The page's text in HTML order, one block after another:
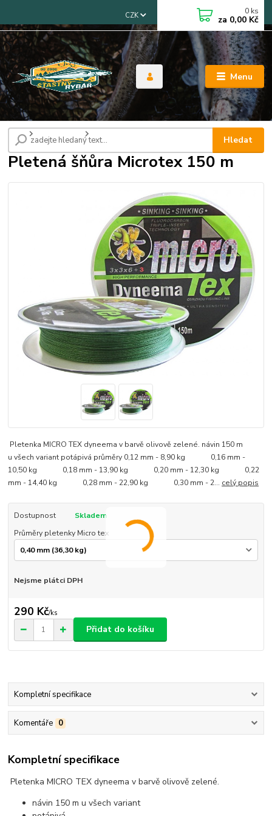
Menu
CZK
Hledat
0 ks
za 0,00 Kč
Úvod Pletené šnůry
Pletená šňůra Microtex 150 m
Pletenka MICRO TEX dyneema v barvě olivově zelené. návin 150 m
u všech variant potápivá průměry 0,12 mm - 8,90 kg 0,16 mm -
10,50 kg 0,18 mm - 13,90 kg 0,20 mm - 12,30 kg 0,22
mm - 14,40 kg 0,28 mm - 22,90 kg 0,30 mm - 2... celý popis
Dostupnost
Skladem
Průměry pletenky Micro tex
Nejsme plátci DPH
290 Kč/ks
Přidat do košíku
Kompletní specifikace
Komentáře 0
Kompletní specifikace
Pletenka MICRO TEX dyneema v barvě olivově zelené.
návin 150 m u všech variant